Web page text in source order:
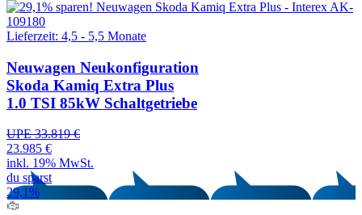
Lieferzeit: 4,5 - 5,5 Monate
Neuwagen Neukonfiguration
Skoda Kamiq Extra Plus
1.0 TSI 85kW Schaltgetriebe
UPE 33.819 €
23.985 €
inkl. 19% MwSt.
du sparst
29,1%